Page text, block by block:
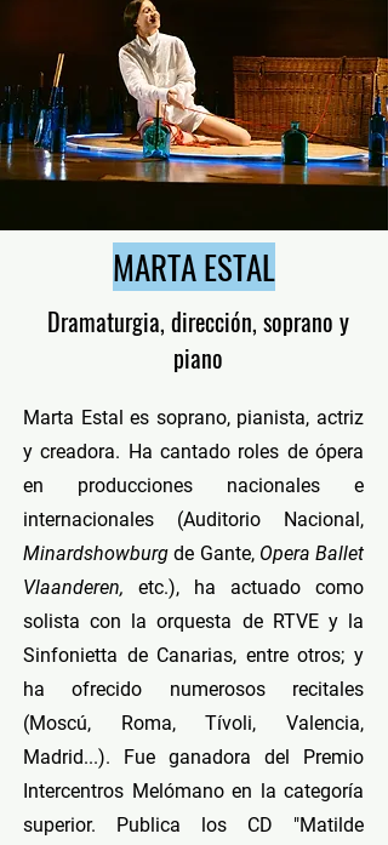
MARTA ESTAL
Dramaturgia, dirección, soprano y
piano
Marta Estal es soprano, pianista, actriz
y creadora. Ha cantado roles de ópera
en producciones nacionales e
internacionales (Auditorio Nacional,
Minardshowburg de Gante, Opera Ballet
Vlaanderen, etc.), ha actuado como
solista con la orquesta de RTVE y la
Sinfonietta de Canarias, entre otros; y
ha ofrecido numerosos recitales
(Moscú, Roma, Tívoli, Valencia,
Madrid...). Fue ganadora del Premio
Intercentros Melómano en la categoría
superior. Publica los CD "Matilde